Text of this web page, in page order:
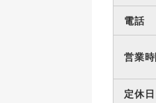
電話
営業
定休日